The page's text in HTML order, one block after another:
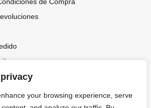
your browsing experience, serve
NOVEDADES,